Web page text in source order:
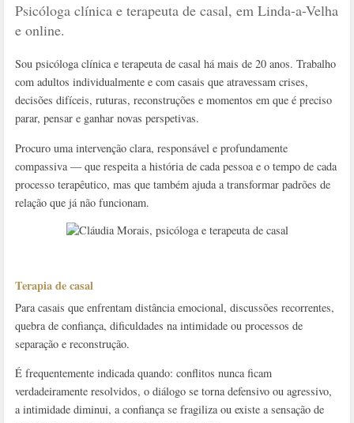
Psicóloga clínica e terapeuta de casal, em Linda-a-Velha
e online.
Sou psicóloga clínica e terapeuta de casal há mais de 20 anos. Trabalho
com adultos individualmente e com casais que atravessam crises,
decisões difíceis, ruturas, reconstruções e momentos em que é preciso
parar, pensar e ganhar novas perspetivas.
Procuro uma intervenção clara, responsável e profundamente
compassiva — que respeita a história de cada pessoa e o tempo de cada
processo terapêutico, mas que também ajuda a transformar padrões de
relação que já não funcionam.
Terapia de casal
Para casais que enfrentam distância emocional, discussões recorrentes,
quebra de confiança, dificuldades na intimidade ou processos de
separação e reconstrução.
É frequentemente indicada quando: conflitos nunca ficam
verdadeiramente resolvidos, o diálogo se torna defensivo ou agressivo,
a intimidade diminui, a confiança se fragiliza ou existe a sensação de